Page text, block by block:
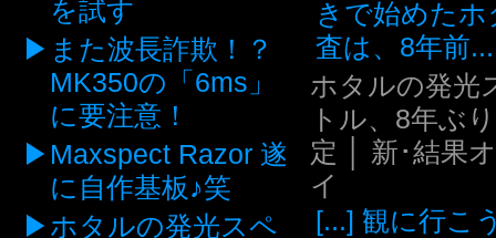
を試す
また波長詐欺！？
MK350の「6ms」
に要注意！
Maxspect Razor 遂
に自作基板♪笑
ホタルの発光スペ
きで始めたホ
査は、8年前...
ホタルの発光
トル、8年ぶ
定 │ 新･結果
イ
[...] 観に行こ